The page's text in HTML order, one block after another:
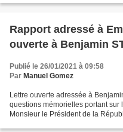
Rapport adressé à
ouverte à Benjamin
Publié le 26/01/2021 à 09:58
Par Manuel Gomez
Lettre ouverte adressée à
questions mémorielles portant sur
Monsieur le Président de la